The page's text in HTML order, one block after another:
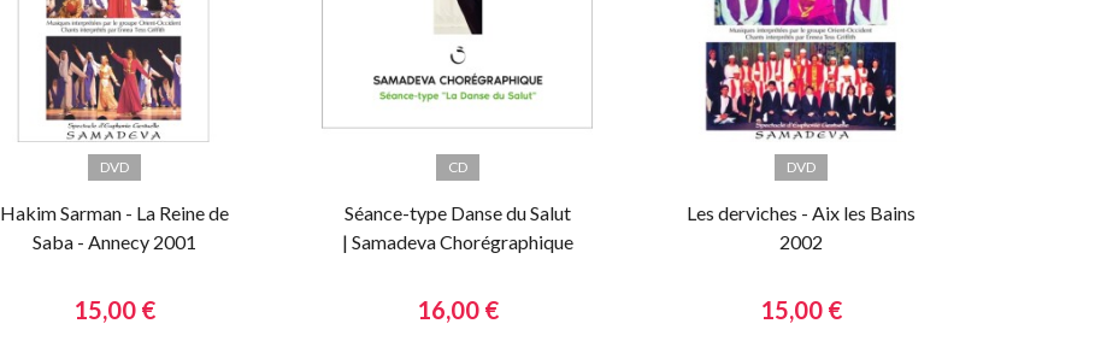
DVD
Hakim Sarman - La Reine de
Saba - Annecy 2001
15,00 €
CD
Séance-type Danse du Salut
| Samadeva Chorégraphique
16,00 €
DVD
Les derviches - Aix les Bains
2002
15,00 €